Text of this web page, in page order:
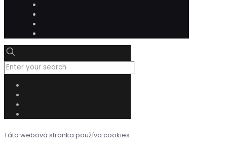
Táto webová stránka používa cookies